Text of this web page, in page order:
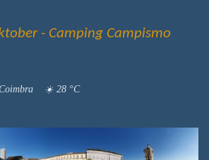
- Camping Campismo
Coimbra ☀️ 28 °C